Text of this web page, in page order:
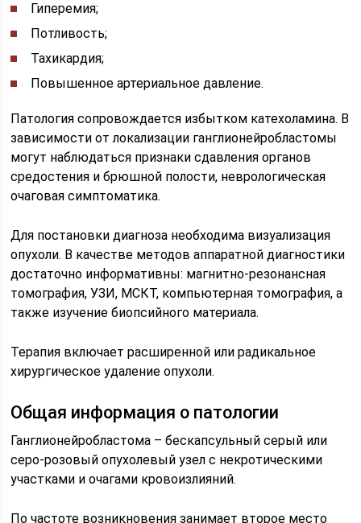
Гиперемия;
Потливость;
Тахикардия;
Повышенное артериальное давление.
Патология сопровождается избытком катехоламина. В
зависимости от локализации ганглионейробластомы
могут наблюдаться признаки сдавления органов
средостения и брюшной полости, неврологическая
очаговая симптоматика.
Для постановки диагноза необходима визуализация
опухоли. В качестве методов аппаратной диагностики
достаточно информативны: магнитно-резонансная
томография, УЗИ, МСКТ, компьютерная томография, а
также изучение биопсийного материала.
Терапия включает расширенной или радикальное
хирургическое удаление опухоли.
Общая информация о патологии
Ганглионейробластома – бескапсульный серый или
серо-розовый опухолевый узел с некротическими
участками и очагами кровоизлияний.
По частоте возникновения занимает второе место